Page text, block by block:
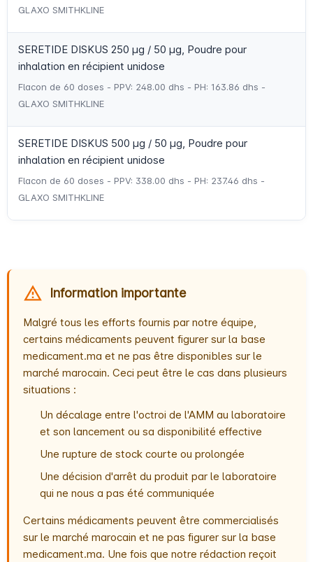
GLAXO SMITHKLINE
SERETIDE DISKUS 250 µg / 50 µg, Poudre pour
inhalation en récipient unidose
Flacon de 60 doses - PPV: 248.00 dhs - PH: 163.86 dhs -
GLAXO SMITHKLINE
SERETIDE DISKUS 500 µg / 50 µg, Poudre pour
inhalation en récipient unidose
Flacon de 60 doses - PPV: 338.00 dhs - PH: 237.46 dhs -
GLAXO SMITHKLINE
Information importante
Malgré tous les efforts fournis par notre équipe,
certains médicaments peuvent figurer sur la base
medicament.ma et ne pas être disponibles sur le
marché marocain. Ceci peut être le cas dans plusieurs
situations :
Un décalage entre l'octroi de l'AMM au laboratoire
et son lancement ou sa disponibilité effective
Une rupture de stock courte ou prolongée
Une décision d'arrêt du produit par le laboratoire
qui ne nous a pas été communiquée
Certains médicaments peuvent être commercialisés
sur le marché marocain et ne pas figurer sur la base
medicament.ma. Une fois que notre rédaction reçoit